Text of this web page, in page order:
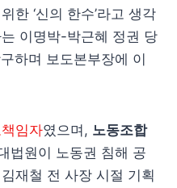
한 ‘신의 한수’라고 생각
이명박-박근혜 정권 당
하며 보도본부장에 이
임자였으며, 노동조합
법원이 노동권 침해 공
재철 전 사장 시절 기획